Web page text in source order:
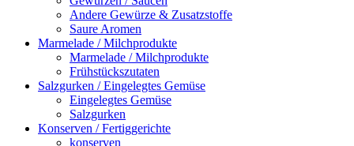
Andere Gewürze & Zusatzstoffe
Saure Aromen
Marmelade / Milchprodukte
Marmelade / Milchprodukte
Frühstückszutaten
Salzgurken / Eingelegtes Gemüse
Eingelegtes Gemüse
Salzgurken
Konserven / Fertiggerichte
konserven